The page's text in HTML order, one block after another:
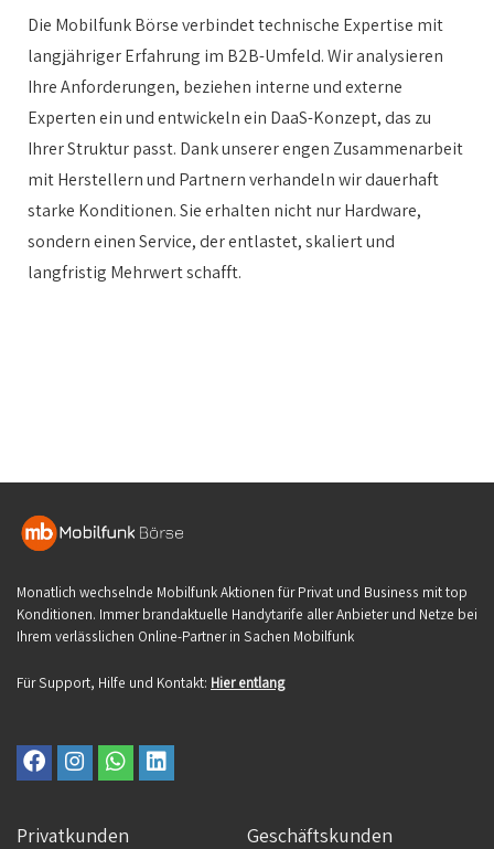
Die Mobilfunk Börse verbindet technische Expertise mit
langjähriger Erfahrung im B2B-Umfeld. Wir analysieren
Ihre Anforderungen, beziehen interne und externe
Experten ein und entwickeln ein DaaS-Konzept, das zu
Ihrer Struktur passt. Dank unserer engen Zusammenarbeit
mit Herstellern und Partnern verhandeln wir dauerhaft
starke Konditionen. Sie erhalten nicht nur Hardware,
sondern einen Service, der entlastet, skaliert und
langfristig Mehrwert schafft.
Monatlich wechselnde Mobilfunk Aktionen für Privat und Business mit top
Konditionen. Immer brandaktuelle Handytarife aller Anbieter und Netze bei
Ihrem verlässlichen Online-Partner in Sachen Mobilfunk
Für Support, Hilfe und Kontakt: Hier entlang
Privatkunden Geschäftskunden